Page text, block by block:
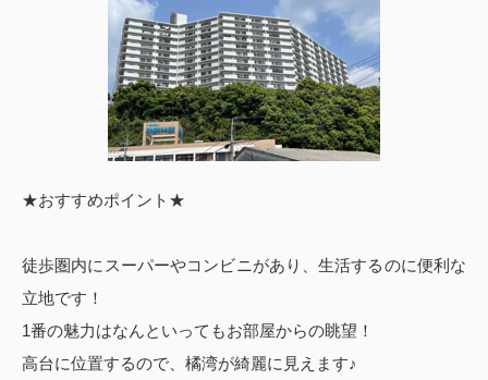
★おすすめポイント★
徒歩圏内にスーパーやコンビニがあり、生活するのに便利な
立地です！
1番の魅力はなんといってもお部屋からの眺望！
高台に位置するので、橘湾が綺麗に見えます♪